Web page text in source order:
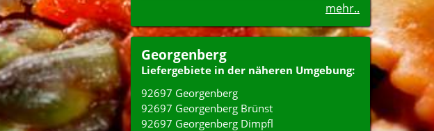
mehr..
Georgenberg
Liefergebiete in der näheren Umgebung:
92697 Georgenberg
92697 Georgenberg Brünst
92697 Georgenberg Dimpfl